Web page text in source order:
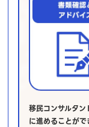
移民コンサルタン
に進めることが